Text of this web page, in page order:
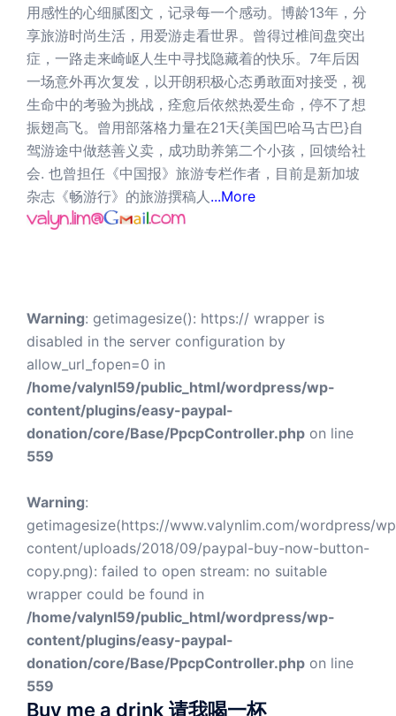
用感性的心细腻图文，记录每一个感动。博龄13年，分
享旅游时尚生活，用爱游走看世界。曾得过椎间盘突出
症，一路走来崎岖人生中寻找隐藏着的快乐。7年后因
一场意外再次复发，以开朗积极心态勇敢面对接受，视
生命中的考验为挑战，痊愈后依然热爱生命，停不了想
振翅高飞。曾用部落格力量在21天{美国巴哈马古巴}自
驾游途中做慈善义卖，成功助养第二个小孩，回馈给社
会. 也曾担任《中国报》旅游专栏作者，目前是新加坡
杂志《畅游行》的旅游撰稿人 ...More
Warning: getimagesize(): https:// wrapper is
disabled in the server configuration by
allow_url_fopen=0 in
/home/valynl59/public_html/wordpress/wp-
content/plugins/easy-paypal-
donation/core/Base/PpcpController.php on line
559
Warning:
getimagesize(https://www.valynlim.com/wordpress/
content/uploads/2018/09/paypal-buy-now-button-
copy.png): failed to open stream: no suitable
wrapper could be found in
/home/valynl59/public_html/wordpress/wp-
content/plugins/easy-paypal-
donation/core/Base/PpcpController.php on line
559
Buy me a drink 请我喝一杯